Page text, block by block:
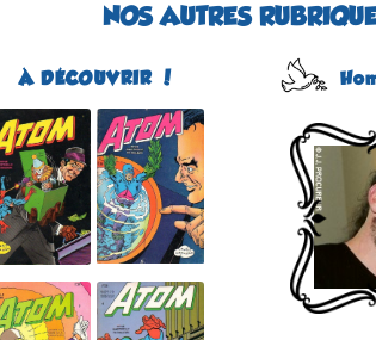
NOS AUTRES
À DÉCOUVRIR !
Atom
Édité par Arédit
Dans la collection Pop
Magazine
Dans la catégorie
REVUES
Plus d'informations